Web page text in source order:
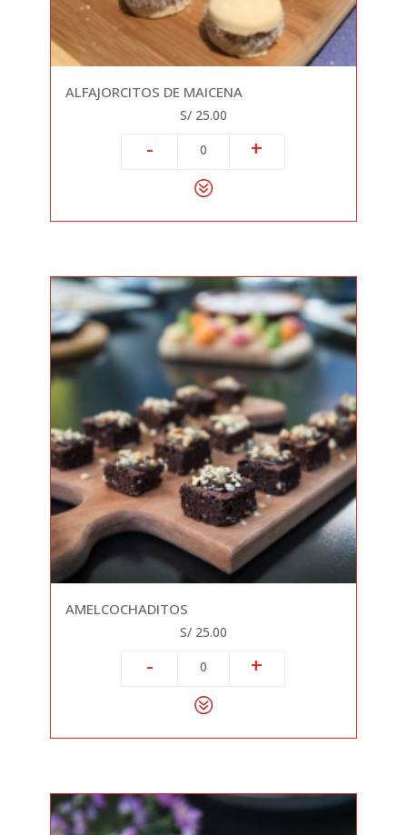
ALFAJORCITOS DE MAICENA
S/ 25.00
- 0 +
AMELCOCHADITOS
S/ 25.00
- 0 +